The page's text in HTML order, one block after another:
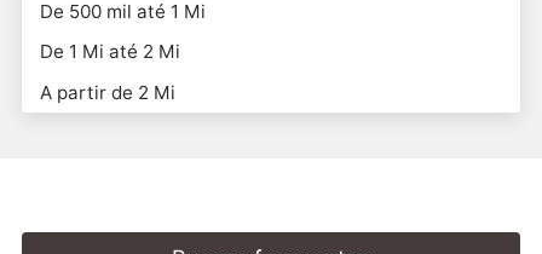
De 500 mil até 1 Mi
De 1 Mi até 2 Mi
A partir de 2 Mi